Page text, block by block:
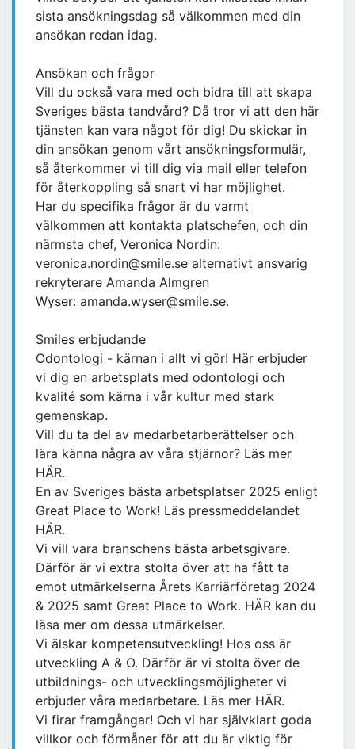
sista ansökningsdag så välkommen med din
ansökan redan idag.
Ansökan och frågor
Vill du också vara med och bidra till att skapa
Sveriges bästa tandvård? Då tror vi att den här
tjänsten kan vara något för dig! Du skickar in
din ansökan genom vårt ansökningsformulär,
så återkommer vi till dig via mail eller telefon
för återkoppling så snart vi har möjlighet.
Har du specifika frågor är du varmt
välkommen att kontakta platschefen, och din
närmsta chef, Veronica Nordin:
veronica.nordin@smile.se alternativt ansvarig
rekryterare Amanda Almgren
Wyser: amanda.wyser@smile.se.
Smiles erbjudande
Odontologi - kärnan i allt vi gör! Här erbjuder
vi dig en arbetsplats med odontologi och
kvalité som kärna i vår kultur med stark
gemenskap.
Vill du ta del av medarbetarberättelser och
lära känna några av våra stjärnor? Läs mer
HÄR.
En av Sveriges bästa arbetsplatser 2025 enligt
Great Place to Work! Läs pressmeddelandet
HÄR.
Vi vill vara branschens bästa arbetsgivare.
Därför är vi extra stolta över att ha fått ta
emot utmärkelserna Årets Karriärföretag 2024
& 2025 samt Great Place to Work. HÄR kan du
läsa mer om dessa utmärkelser.
Vi älskar kompetensutveckling! Hos oss är
utveckling A & O. Därför är vi stolta över de
utbildnings- och utvecklingsmöjligheter vi
erbjuder våra medarbetare. Läs mer HÄR.
Vi firar framgångar! Och vi har självklart goda
villkor och förmåner för att du är viktig för